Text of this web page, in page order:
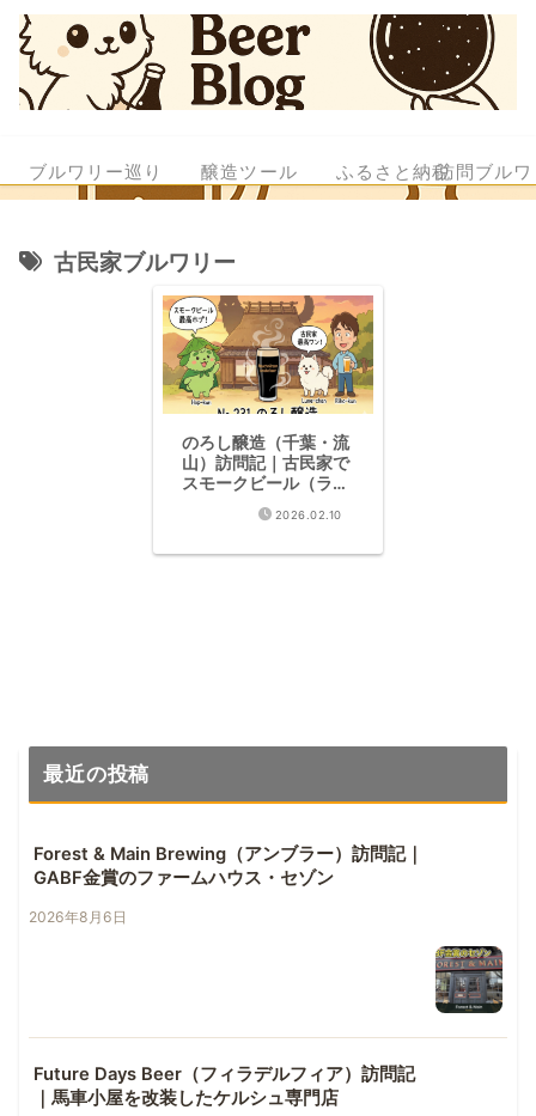
ブルワリー巡り 醸造ツール ふるさと納税訪問ブル
古民家ブルワリー
のろし醸造（千葉・流
山）訪問記｜古民家で
スモークビール（ラオ
ホメルツェン）に感動
2026.02.10
最近の投稿
Forest & Main Brewing（アンブラー）訪問記｜
GABF金賞のファームハウス・セゾン
2026年8月6日
Future Days Beer（フィラデルフィア）訪問記
｜馬車小屋を改装したケルシュ専門店